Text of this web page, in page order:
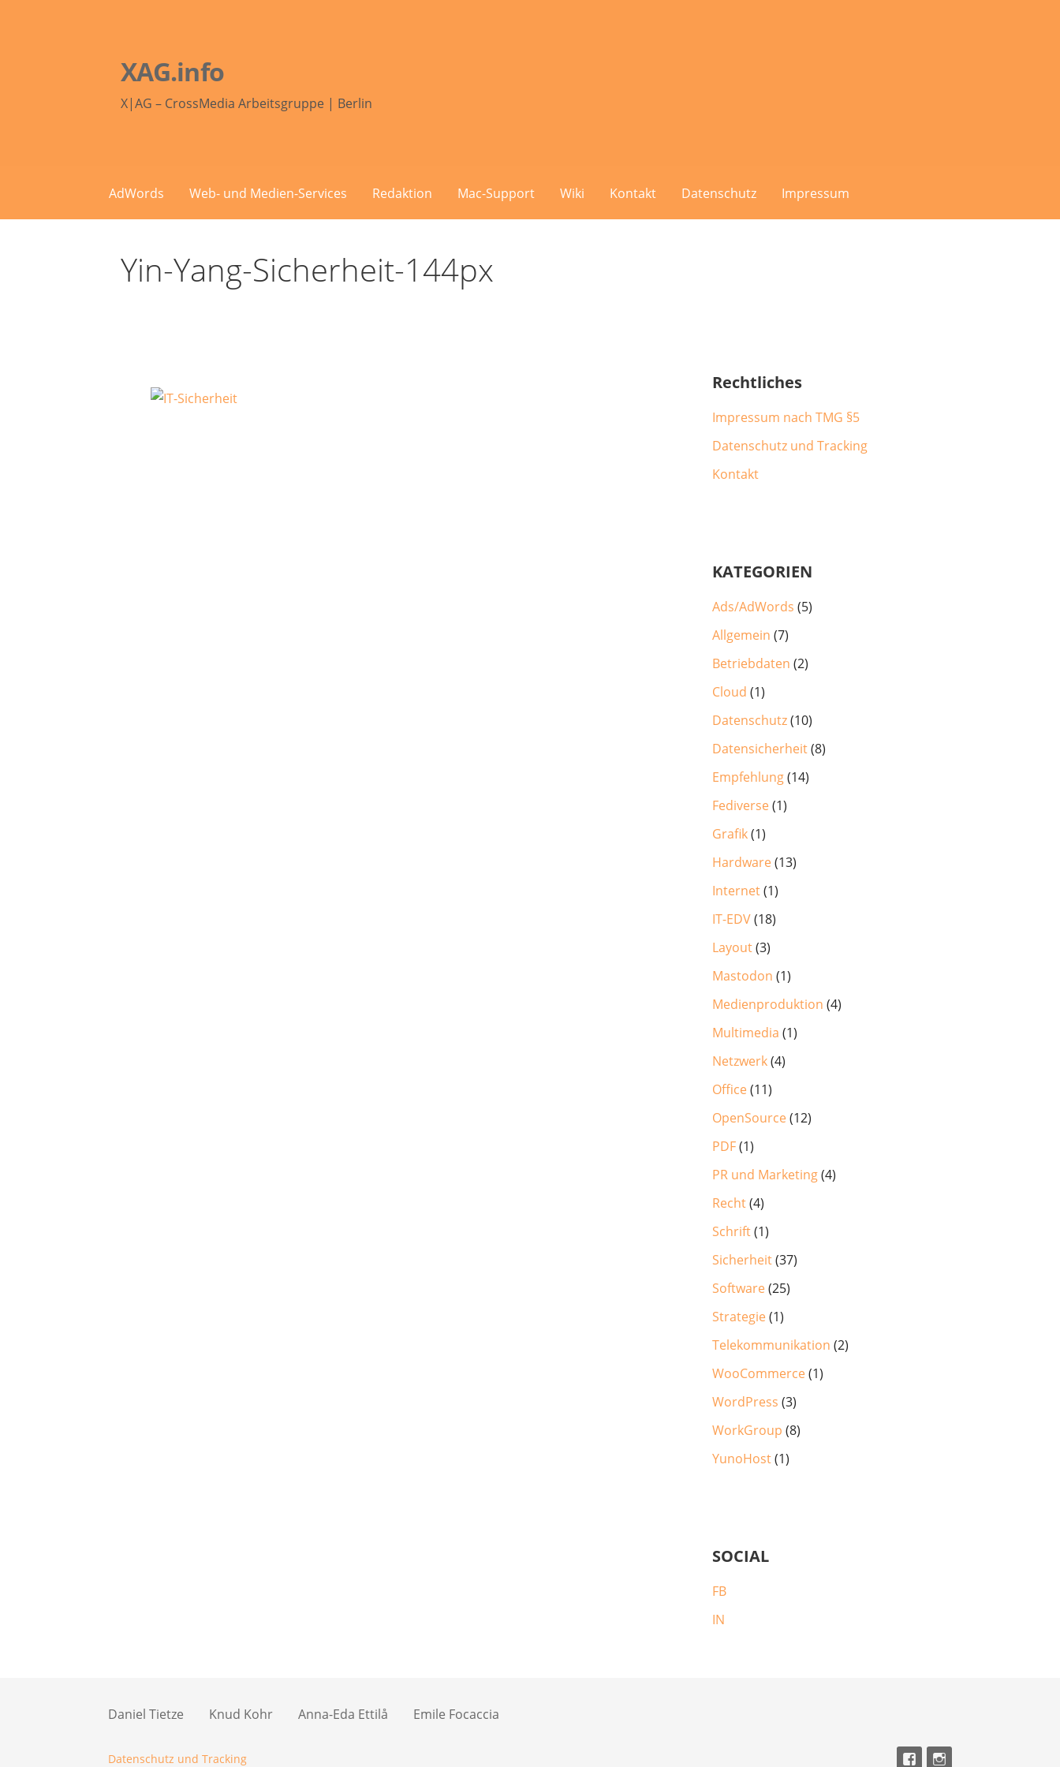
XAG.info
X|AG – CrossMedia Arbeitsgruppe | Berlin
AdWords Web- und Medien-Services Redaktion Mac-Support Wiki Kontakt Datenschutz Impressum
Yin-Yang-Sicherheit-144px
Rechtliches
Impressum nach TMG §5
Datenschutz und Tracking
Kontakt
KATEGORIEN
Ads/AdWords (5)
Allgemein (7)
Betriebdaten (2)
Cloud (1)
Datenschutz(10)
Datensicherheit(8)
Empfehlung(14)
Fediverse(1)
Grafik(1)
Hardware(13)
Internet(1)
IT-EDV(18)
Layout(3)
Mastodon (1)
Medienproduktion (4)
Multimedia (1)
Netzwerk(4)
Office(11)
OpenSource(12)
PDF(1)
PR und Marketing(4)
Recht(4)
Schrift(1)
Sicherheit(37)
Software(25)
Strategie(1)
Telekommunikation (2)
WooCommerce(1)
WordPress (3)
WorkGroup (8)
YunoHost(1)
SOCIAL
FB
IN
Daniel Tietze Knud Kohr Anna-Eda Ettilå Emile Focaccia
Datenschutz und Tracking